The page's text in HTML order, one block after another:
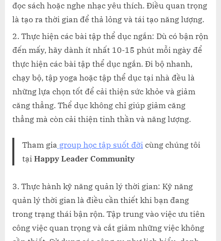
đọc sách hoặc nghe nhạc yêu thích. Điều quan trọng
là tạo ra thời gian để thả lỏng và tái tạo năng lượng.
Thực hiện các bài tập thể dục ngắn: Dù có bận rộn
đến mấy, hãy dành ít nhất 10-15 phút mỗi ngày để
thực hiện các bài tập thể dục ngắn. Đi bộ nhanh,
chạy bộ, tập yoga hoặc tập thể dục tại nhà đều là
những lựa chọn tốt để cải thiện sức khỏe và giảm
căng thẳng. Thể dục không chỉ giúp giảm căng
thẳng mà còn cải thiện tinh thần và năng lượng.
Tham gia group học tập suốt đời cùng chúng tôi
tại Happy Leader Community
3. Thực hành kỹ năng quản lý thời gian: Kỹ năng
quản lý thời gian là điều cần thiết khi bạn đang
trong trạng thái bận rộn. Tập trung vào việc ưu tiên
công việc quan trọng và cắt giảm những việc không